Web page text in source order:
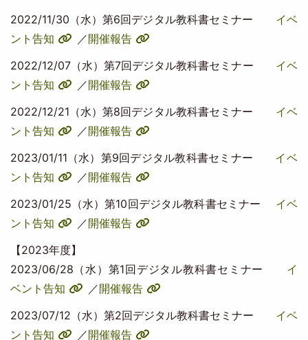
2022/11/30（水）第6回デジタル教科書セミナー イベ
ント告知
／開催報告
2022/12/07（水）第7回デジタル教科書セミナー イベ
ント告知
／開催報告
2022/12/21（水）第8回デジタル教科書セミナー イベ
ント告知
／開催報告
2023/01/11（水）第9回デジタル教科書セミナー イベ
ント告知
／開催報告
2023/01/25（水）第10回デジタル教科書セミナー イベ
ント告知
／開催報告
【2023年度】
2023/06/28（水）第1回デジタル教科書セミナー イ
ベント告知
／開催報告
2023/07/12（水）第2回デジタル教科書セミナー イベ
ント告知
／開催報告